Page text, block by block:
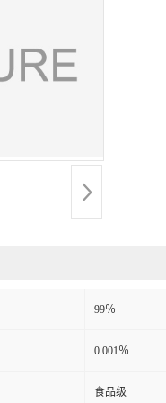
99％
0.001％
食品级